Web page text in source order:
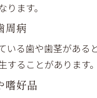
ります。
周病
いる歯や歯茎がある
することがあります。
嗜好品